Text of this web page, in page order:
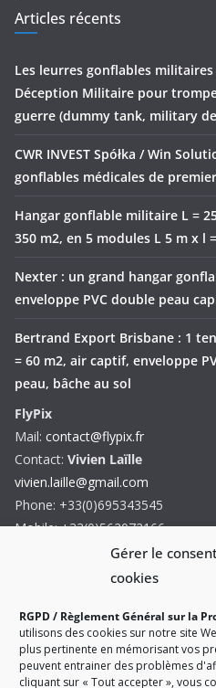
Gérer le
cookies
RGPD / Règlement Général sur la
utilisons des cookies sur notre site
plus pertinente en mémorisant vos
peuvent entrainer des problèmes
cliquant sur « Tout accepter », vous
Articles récents
Les leurres gonflables
Déception Militaire pour
guerre (dummy tank, military
CWR INVEST Spółka / Win
gonflables médicales de
Hangar gonflable militaire L =
350 m2, en 5 modules L 5 m x l
Nexter : un grand hangar
enveloppe PVC double peau
Bertrand Export Brisbane : 1
= 60 m2, air captif, enveloppe
peau, bâche au sol
FlyPix
Mail: contact@flypix.fr
Contact: Vivien Laïlle
vivien.laille@gmail.com
Phone: +33(0)695343545
Mobile: +33(0)562072166
Formulaire de contact
Siret: 44215677400022 - TVA